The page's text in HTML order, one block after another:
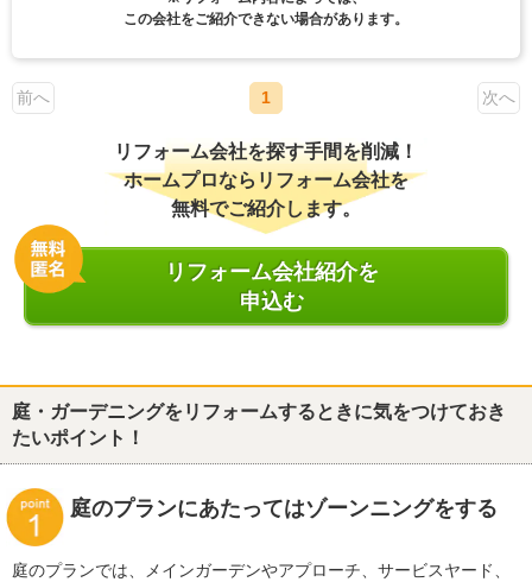
この会社をご紹介できない場合があります。
前へ 1 次へ
リフォーム会社を探す手間を削減！
ホームプロならリフォーム会社を
無料でご紹介します。
リフォーム会社紹介を
申込む
庭・ガーデニングをリフォームするときに気をつけておき
たいポイント！
庭のプランにあたってはゾーンニングをする
庭のプランでは、メインガーデンやアプローチ、サービスヤード、